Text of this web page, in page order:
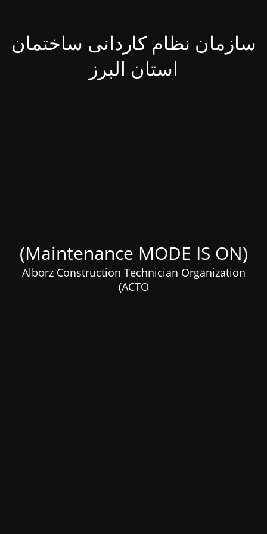
سازمان نظام کاردانی ساختمان
استان البرز
(Maintenance MODE IS ON)
Alborz Construction Technician Organization
(ACTO